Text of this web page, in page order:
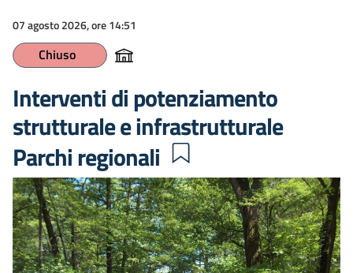
07 agosto 2026, ore 14:51
Chiuso
Interventi di potenziamento
strutturale e infrastrutturale
Parchi regionali